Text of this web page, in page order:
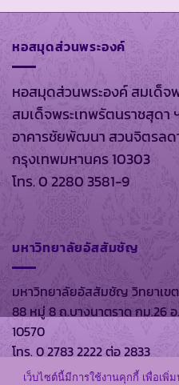
หอสมุดส่วนพระองค์
หอสมุดส่วนพระองค์ สมเด็จ
สมเด็จพระเทพรัตนราชสุดา
อาคารชัยพัฒนา สวนจิตรลด
กรุงเทพมหานคร 10303
โทร. 0 2280 3581-9
มหาวิทยาลัยอัสสัมชัญ
มหาวิทยาลัยอัสสัมชัญ วิทยาเข
88 หมู่ 8 ถ.บางนาตราด กม.26
10570
โทร. 0 2783 2222 ต่อ 2833
เว็บไซต์นี้มีการใช้งานคุกกี้ เพื่อเ